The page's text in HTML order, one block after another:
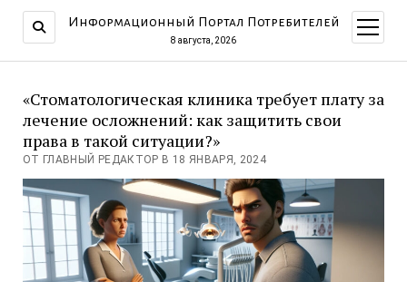
Информационный Портал Потребителей
8 августа, 2026
меню
«Стоматологическая клиника требует плату за
лечение осложнений: как защитить свои
права в такой ситуации?»
ОТ ГЛАВНЫЙ РЕДАКТОР В 18 ЯНВАРЯ, 2024